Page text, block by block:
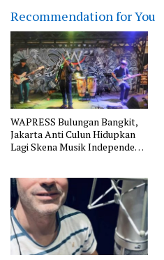
Recommendation for You
WAPRESS Bulungan Bangkit,
Jakarta Anti Culun Hidupkan
Lagi Skena Musik Independen